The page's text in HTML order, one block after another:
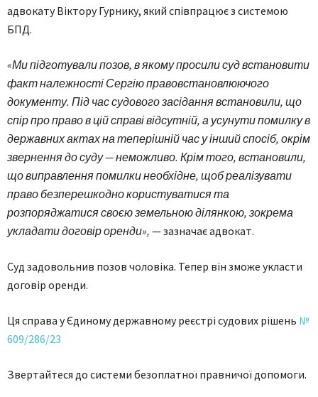
адвокату Віктору Гурнику, який співпрацює з системою
БПД.
«Ми підготували позов, в якому просили суд встановити
факт належності Сергію правовстановлюючого
документу. Під час судового засідання встановили, що
спір про право в цій справі відсутній, а усунути помилку в
державних актах на теперішній час у інший спосіб, окрім
звернення до суду — неможливо. Крім того, встановили,
що виправлення помилки необхідне, щоб реалізувати
право безперешкодно користуватися та
розпоряджатися своєю земельною ділянкою, зокрема
укладати договір оренди», — зазначає адвокат.
Суд задовольнив позов чоловіка. Тепер він зможе укласти
договір оренди.
Ця справа у Єдиному державному реєстрі судових рішень №
609/286/23
Звертайтеся до системи безоплатної правничої допомоги.